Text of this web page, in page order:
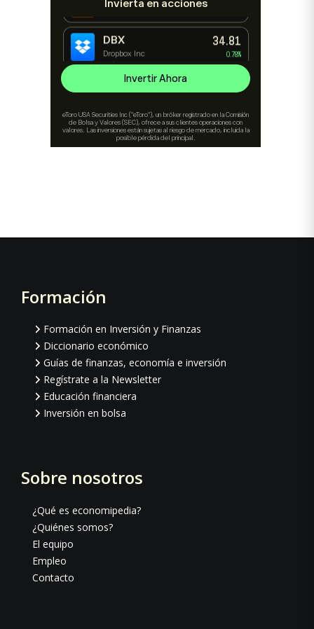
Footer
Formación
Formación en Inversión y Finanzas
Diccionario económico
Guías de finanzas, economía e inversión
Regístrate a la Newsletter
Educación financiera
Inversión en bolsa
Sobre nosotros
¿Qué es economipedia?
¿Quiénes somos?
El equipo
Empleo
Contacto